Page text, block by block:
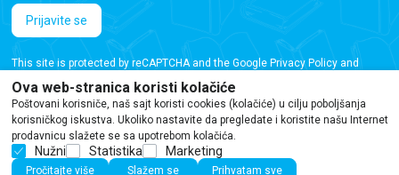
Prijavite se
This site is protected by reCAPTCHA and the Google Privacy Policyand
Iako se trudimo da budemo tačni, informacije na ovoj veb stranici mogu sadržati
Ova web-stranica koristi kolačiće
Poštovani korisniče, naš sajt koristi cookies (kolačiće) u cilju poboljšanja
korisničkog iskustva. Ukoliko nastavite da pregledate i koristite našu Internet
prodavnicu slažete se sa upotrebom kolačića.
Nužni Statistika Marketing
Pročitajte više Slažem se Prihvatam sve